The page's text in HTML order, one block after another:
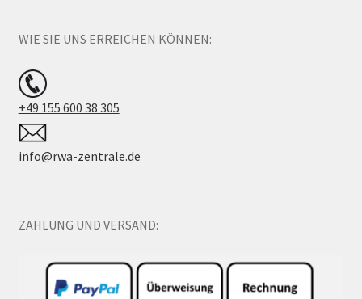
WIE SIE UNS ERREICHEN KÖNNEN:
+49 155 600 38 305
info@rwa-zentrale.de
ZAHLUNG UND VERSAND: